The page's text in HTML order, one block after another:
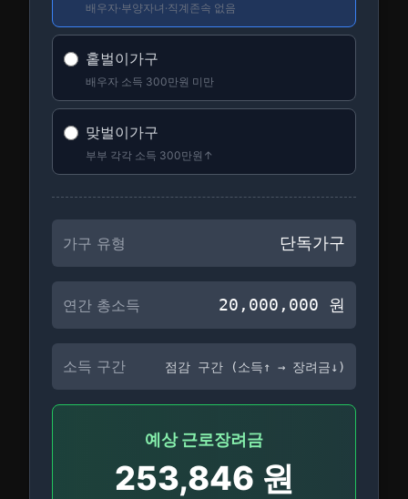
배우자·부양자녀·직계존속 없음
홑벌이가구
배우자 소득 300만원 미만
맞벌이가구
부부 각각 소득 300만원↑
가구 유형 단독가구
연간 총소득 20,000,000 원
소득 구간 점감 구간 (소득↑ → 장려금↓)
예상 근로장려금
253,846 원